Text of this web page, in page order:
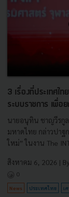
3 เรื่องที่ประเทศ
ระบบราชการ เพื่อ
นายอนุทิน ชาญวีรกูล
มหาดไทย กล่าวปาฐ
ใหม่” ในงาน The
สิงหาคม 6, 2026 | By
0
News ประเทศไทย เ